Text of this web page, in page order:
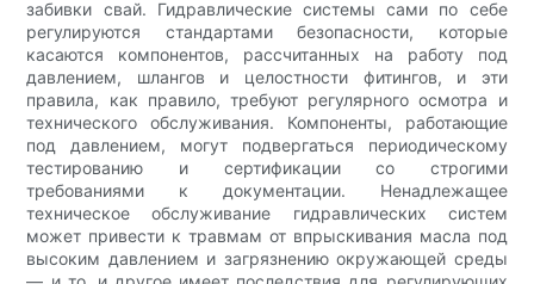
забивки свай. Гидравлические системы сами по себе
регулируются стандартами безопасности, которые
касаются компонентов, рассчитанных на работу под
давлением, шлангов и целостности фитингов, и эти
правила, как правило, требуют регулярного осмотра и
технического обслуживания. Компоненты, работающие
под давлением, могут подвергаться периодическому
тестированию и сертификации со строгими
требованиями к документации. Ненадлежащее
техническое обслуживание гидравлических систем
может привести к травмам от впрыскивания масла под
высоким давлением и загрязнению окружающей среды